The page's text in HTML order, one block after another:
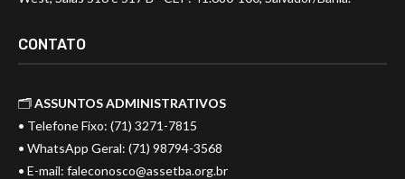
CONTATO
🗂️ASSUNTOS ADMINISTRATIVOS
• Telefone Fixo: (71) 3271-7815
• WhatsApp Geral: (71) 98794-3568
• E-mail: faleconosco@assetba.org.br